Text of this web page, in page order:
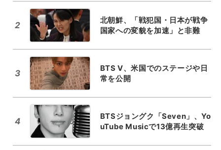
2
北朝鮮、「戦犯国・日本が戦争
国家への変貌を加速」と非難
3
BTS V、米国でのステージや日
常を公開
4
BTSジョングク「Seven」、Yo
uTube Musicで13億再生突破